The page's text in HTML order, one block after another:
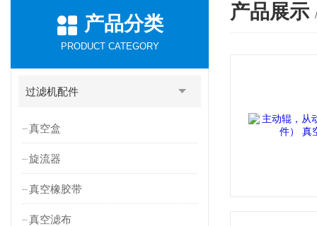
产品分类
PRODUCT CATEGORY
过滤机配件
真空盒
旋流器
真空橡胶带
真空滤布
产品展示